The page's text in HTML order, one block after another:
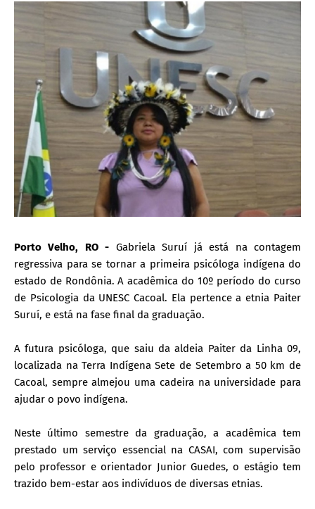
Porto Velho, RO - Gabriela Suruí já está na contagem
regressiva para se tornar a primeira psicóloga indígena do
estado de Rondônia. A acadêmica do 10º período do curso
de Psicologia da UNESC Cacoal. Ela pertence a etnia Paiter
Suruí, e está na fase final da graduação.
A futura psicóloga, que saiu da aldeia Paiter da Linha 09,
localizada na Terra Indígena Sete de Setembro a 50 km de
Cacoal, sempre almejou uma cadeira na universidade para
ajudar o povo indígena.
Neste último semestre da graduação, a acadêmica tem
prestado um serviço essencial na CASAI, com supervisão
pelo professor e orientador Junior Guedes, o estágio tem
trazido bem-estar aos indivíduos de diversas etnias.